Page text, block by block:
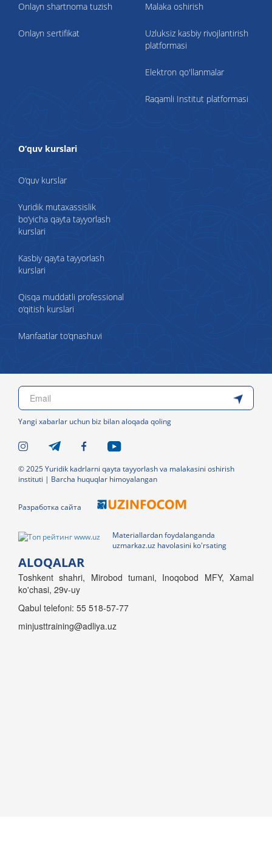
Onlayn shartnoma tuzish
Onlayn sertifikat
Malaka oshirish
Uzluksiz kasbiy rivojlantirish
platformasi
Elektron qo'llanmalar
Raqamli Institut platformasi
O‘quv kurslari
O‘quv kurslar
Yuridik mutaxassislik
bo‘yicha qayta tayyorlash
kurslari
Kasbiy qayta tayyorlash
kurslari
Qisqa muddatli professional
o‘qitish kurslari
Manfaatlar to‘qnashuvi
Yangi xabarlar uchun biz bilan aloqada qoling
© 2025 Yuridik kadrlarni qayta tayyorlash va malakasini oshirish
instituti | Barcha huquqlar himoyalangan
Разработка сайта
Materiallardan foydalanganda
uzmarkaz.uz havolasini ko'rsating
ALOQALAR
Toshkent shahri, Mirobod tumani, Inoqobod MFY, Xamal
ko'chasi, 29v-uy
Qabul telefoni: 55 518-57-77
minjusttraining@adliya.uz